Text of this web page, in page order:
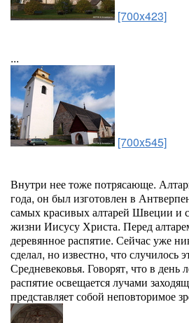
[700x423]
...
[700x545]
Внутри нее тоже потрясающе.
года, он был изготовлен в
самых красивых алтарей Швеции и
жизни Иисусу Христа. Перед
деревянное распятие. Сейчас уже
сделал, но известно, что случилось
Средневековья. Говорят, что в день
распятие освещается лучами
представляет собой неповторимое